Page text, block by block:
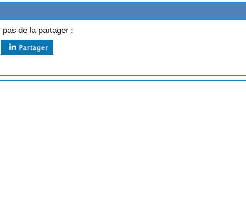
PIQUANTE
pas de la partager :